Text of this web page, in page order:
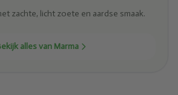
zachte, licht zoete en aardse smaak.
alles van Marma